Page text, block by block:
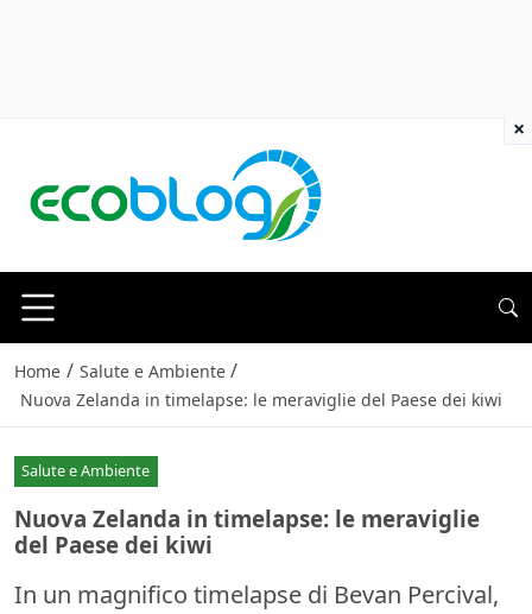
Home / Salute e Ambiente /
Nuova Zelanda in timelapse: le meraviglie del Paese dei kiwi
Salute e Ambiente
Nuova Zelanda in timelapse: le meraviglie
del Paese dei kiwi
In un magnifico timelapse di Bevan Percival,
×